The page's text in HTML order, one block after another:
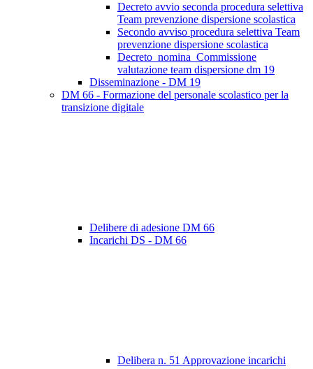
Decreto avvio seconda procedura selettiva
Team prevenzione dispersione scolastica
Secondo avviso procedura selettiva Team
prevenzione dispersione scolastica
Decreto_nomina_Commissione
valutazione team dispersione dm 19
Disseminazione - DM 19
DM 66 - Formazione del personale scolastico per la
transizione digitale
Delibere di adesione DM 66
Incarichi DS - DM 66
Delibera n. 51 Approvazione incarichi